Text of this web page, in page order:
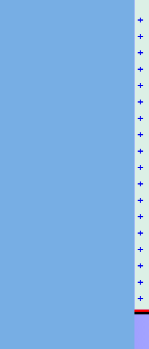
+
+
+
+
+
+
+
+
+
+
+
+
+
+
+
+
+
+